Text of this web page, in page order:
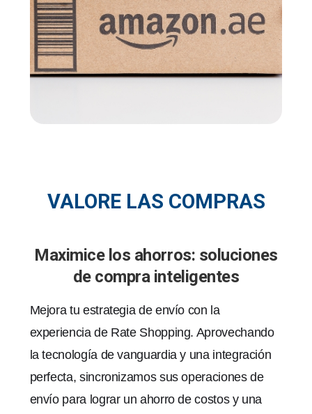
VALORE LAS COMPRAS
Maximice los ahorros: soluciones
de compra inteligentes
Mejora tu estrategia de envío con la
experiencia de Rate Shopping. Aprovechando
la tecnología de vanguardia y una integración
perfecta, sincronizamos sus operaciones de
envío para lograr un ahorro de costos y una